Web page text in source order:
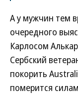
А у мужчин тем
очередного
Карлосом
Сербский
покорить
померится